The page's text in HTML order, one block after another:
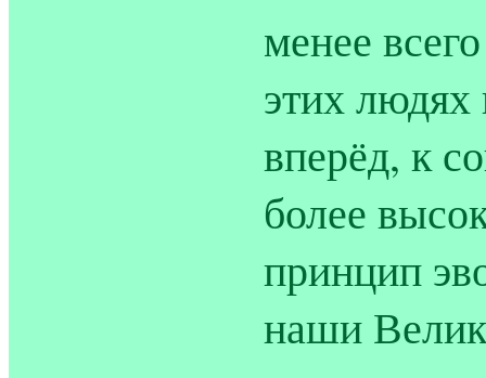
менее
этих людях
вперёд, к
более
принцип
наши